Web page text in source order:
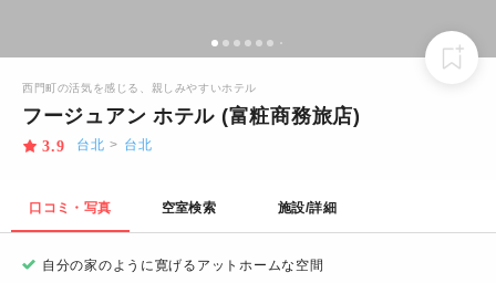
西門町の活気を感じる、親しみやすいホテル
フージュアン ホテル (富粧商務旅店)
3.9 台北 > 台北
口コミ・写真 空室検索 施設/詳細
自分の家のように寛げるアットホームな空間